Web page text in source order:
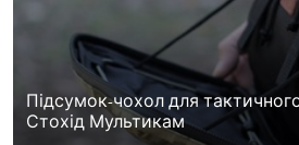
Підсумок-чохол для
Стохід Мультикам